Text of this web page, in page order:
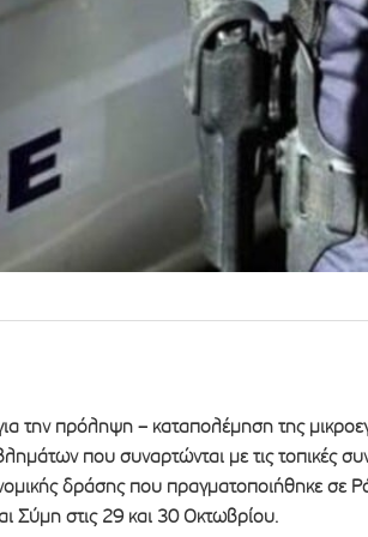
την πρόληψη – καταπολέμηση της
που συναρτώνται με τις τοπικές
δράσης που πραγματοποιήθηκε σε
Σύμη στις 29 και 30 Οκτωβρίου.